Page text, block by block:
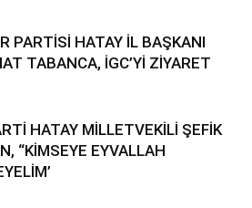
PARTİSİ HATAY İL BAŞKANI
TABANCA, İGC’Yİ ZİYARET
HATAY MİLLETVEKİLİ ŞEFİK
“KİMSEYE EYVALLAH